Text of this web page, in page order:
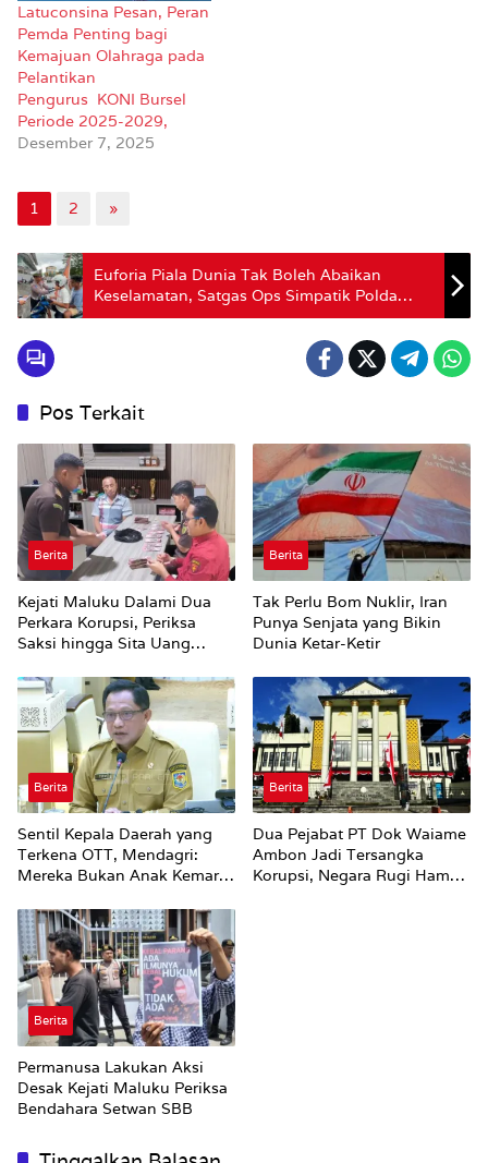
Latuconsina Pesan, Peran
Pemda Penting bagi
Kemajuan Olahraga pada
Pelantikan
Pengurus KONI Bursel
Periode 2025-2029,
Desember 7, 2025
1 2 »
Euforia Piala Dunia Tak Boleh Abaikan
Keselamatan, Satgas Ops Simpatik Polda
Maluku Kawal Konvoi Suporter dengan
Pos Terkait
Berita
Kejati Maluku Dalami Dua
Perkara Korupsi, Periksa
Saksi hingga Sita Uang
Berita
Tak Perlu Bom Nuklir, Iran
Punya Senjata yang Bikin
Dunia Ketar-Ketir
Berita
Sentil Kepala Daerah yang
Terkena OTT, Mendagri:
Mereka Bukan Anak Kemarin
Berita
Dua Pejabat PT Dok Waiame
Ambon Jadi Tersangka
Korupsi, Negara Rugi Hampir
Berita
Permanusa Lakukan Aksi
Desak Kejati Maluku Periksa
Bendahara Setwan SBB